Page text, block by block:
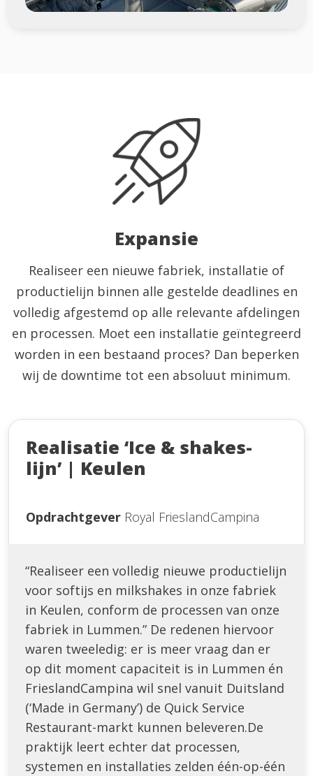
Expansie
Realiseer een nieuwe fabriek, installatie of
productielijn binnen alle gestelde deadlines en
volledig afgestemd op alle relevante afdelingen
en processen. Moet een installatie geïntegreerd
worden in een bestaand proces? Dan beperken
wij de downtime tot een absoluut minimum.
Realisatie ‘Ice & shakes-
lijn’ | Keulen
Opdrachtgever Royal FrieslandCampina
“Realiseer een volledig nieuwe productielijn
voor softijs en milkshakes in onze fabriek
in Keulen, conform de processen van onze
fabriek in Lummen.” De redenen hiervoor
waren tweeledig: er is meer vraag dan er
op dit moment capaciteit is in Lummen én
FrieslandCampina wil snel vanuit Duitsland
(‘Made in Germany’) de Quick Service
Restaurant-markt kunnen beleveren.De
praktijk leert echter dat processen,
systemen en installaties zelden één-op-één